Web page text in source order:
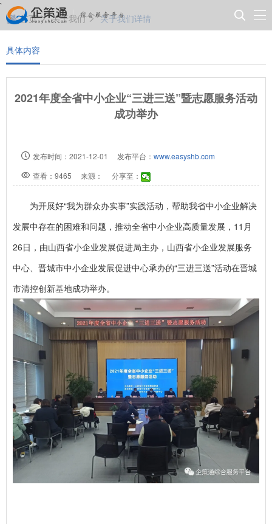
`
首页
关于我们 关于我们详情
具体内容
2021年度全省中小企业“三进三送”暨志愿服务活动
成功举办
发布时间：2021-12-01 发布平台： www.easyshb.com
查看：9465
来源： 分享至：
为开展好“我为群众办实事”实践活动，帮助我省中小企业解决
发展中存在的困难和问题，推动全省中小企业高质量发展，11月
26日，由山西省小企业发展促进局主办，山西省小企业发展服务
中心、晋城市中小企业发展促进中心承办的“三进三送”活动在晋城
市清控创新基地成功举办。